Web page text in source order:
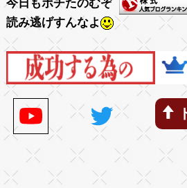
今日もポチたのむぞ
読み逃げすんなよ